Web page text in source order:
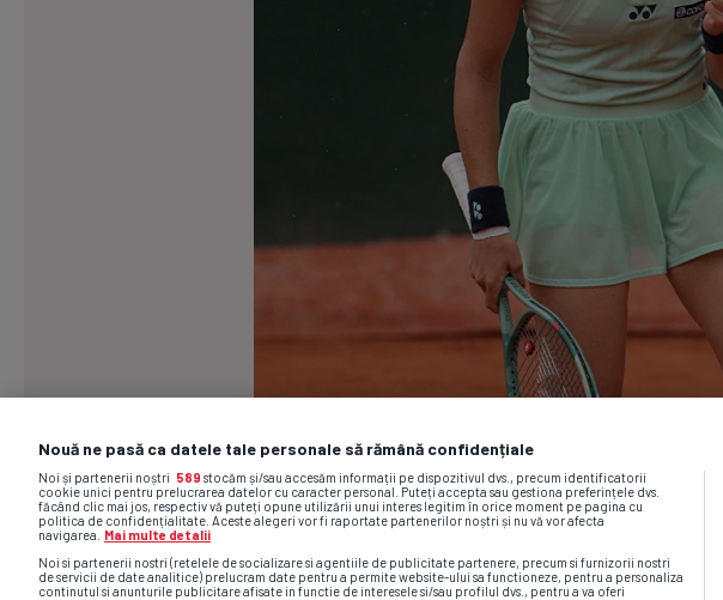
Nouă ne pasă ca datele tale personale să rămână confidențiale
Noi și partenerii noștri 589 stocăm și/sau accesăm informații pe dispozitivul dvs., precum identificatorii
cookie unici pentru prelucrarea datelor cu caracter personal. Puteți accepta sau gestiona preferințele dvs.
făcând clic mai jos, respectiv vă puteți opune utilizării unui interes legitim în orice moment pe pagina cu
politica de confidențialitate. Aceste alegeri vor fi raportate partenerilor noștri și nu vă vor afecta
navigarea.
Mai multe detalii
Noi si partenerii nostri (retelele de socializare si agentiile de publicitate partenere, precum si furnizorii nostri
de servicii de date analitice) prelucram date pentru a permite website-ului sa functioneze, pentru a personaliza
continutul si anunturile publicitare afisate in functie de interesele si/sau profilul dvs., pentru a va oferi